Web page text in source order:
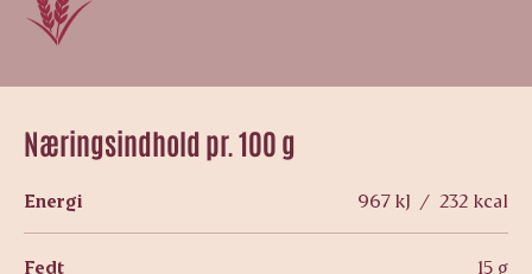
Næringsindhold pr. 100 g
Energi 967 kJ / 232 kcal
Fedt 15 g